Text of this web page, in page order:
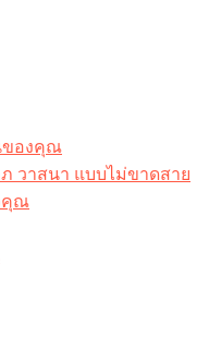
ของคุณ
วาสนา แบบไม่ขาดสาย
คุณ